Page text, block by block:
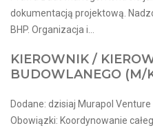
dokumentacją projektową.
BHP. Organizacja i...
KIEROWNIK /
BUDOWLANEGO (M/
Dodane: dzisiaj Murapol
Obowiązki: Koordynowanie